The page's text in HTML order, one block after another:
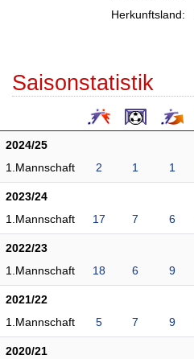
Herkunftsland:
Saisonstatistik
2024/25
1.Mannschaft
2 1 1
2023/24
1.Mannschaft
17 7 6
2022/23
1.Mannschaft
18 6 9
2021/22
1.Mannschaft
5 7 9
2020/21